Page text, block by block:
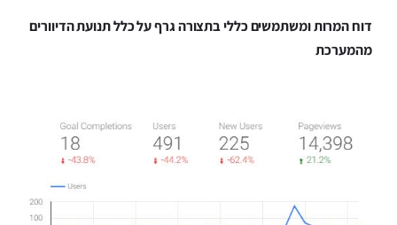
דוח המרות ומשתמשים כללי בתצורה גרף על כלל תנועת הדיוורים
מהמערכת